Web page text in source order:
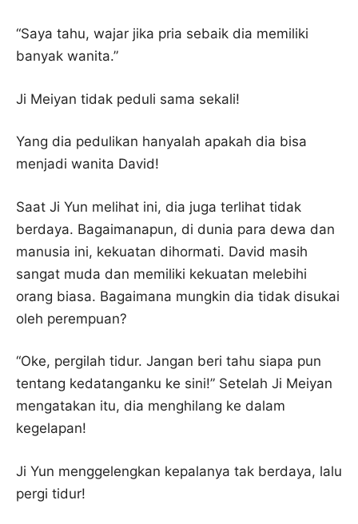
“Saya tahu, wajar jika pria sebaik dia memiliki
banyak wanita.”
Ji Meiyan tidak peduli sama sekali!
Yang dia pedulikan hanyalah apakah dia bisa
menjadi wanita David!
Saat Ji Yun melihat ini, dia juga terlihat tidak
berdaya. Bagaimanapun, di dunia para dewa dan
manusia ini, kekuatan dihormati. David masih
sangat muda dan memiliki kekuatan melebihi
orang biasa. Bagaimana mungkin dia tidak disukai
oleh perempuan?
“Oke, pergilah tidur. Jangan beri tahu siapa pun
tentang kedatanganku ke sini!” Setelah Ji Meiyan
mengatakan itu, dia menghilang ke dalam
kegelapan!
Ji Yun menggelengkan kepalanya tak berdaya, lalu
pergi tidur!